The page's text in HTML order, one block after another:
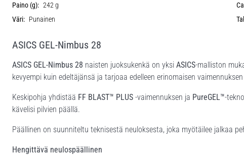
Paino (g): 242 g
Väri: Punainen
ASICS GEL-Nimbus 28
ASICS GEL-Nimbus 28 naisten juoksukenkä on yksi ASICS-malliston
kevyempi kuin edeltäjänsä ja tarjoaa edelleen erinomaisen
Keskipohja yhdistää FF BLAST™ PLUS -vaimennuksen ja PureGEL™-
kävelisi pilvien päällä.
Päällinen on suunniteltu teknisestä neuloksesta, joka myötäilee jalkaa
Hengittävä neulospäällinen